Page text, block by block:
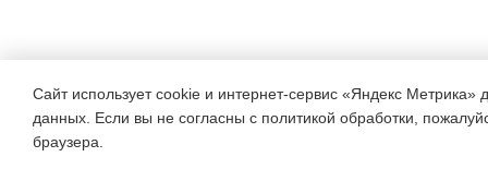
Сайт использует cookie и интернет-сервис «Яндекс Метрика»
данных. Если вы не согласны с политикой обработки,
браузера.